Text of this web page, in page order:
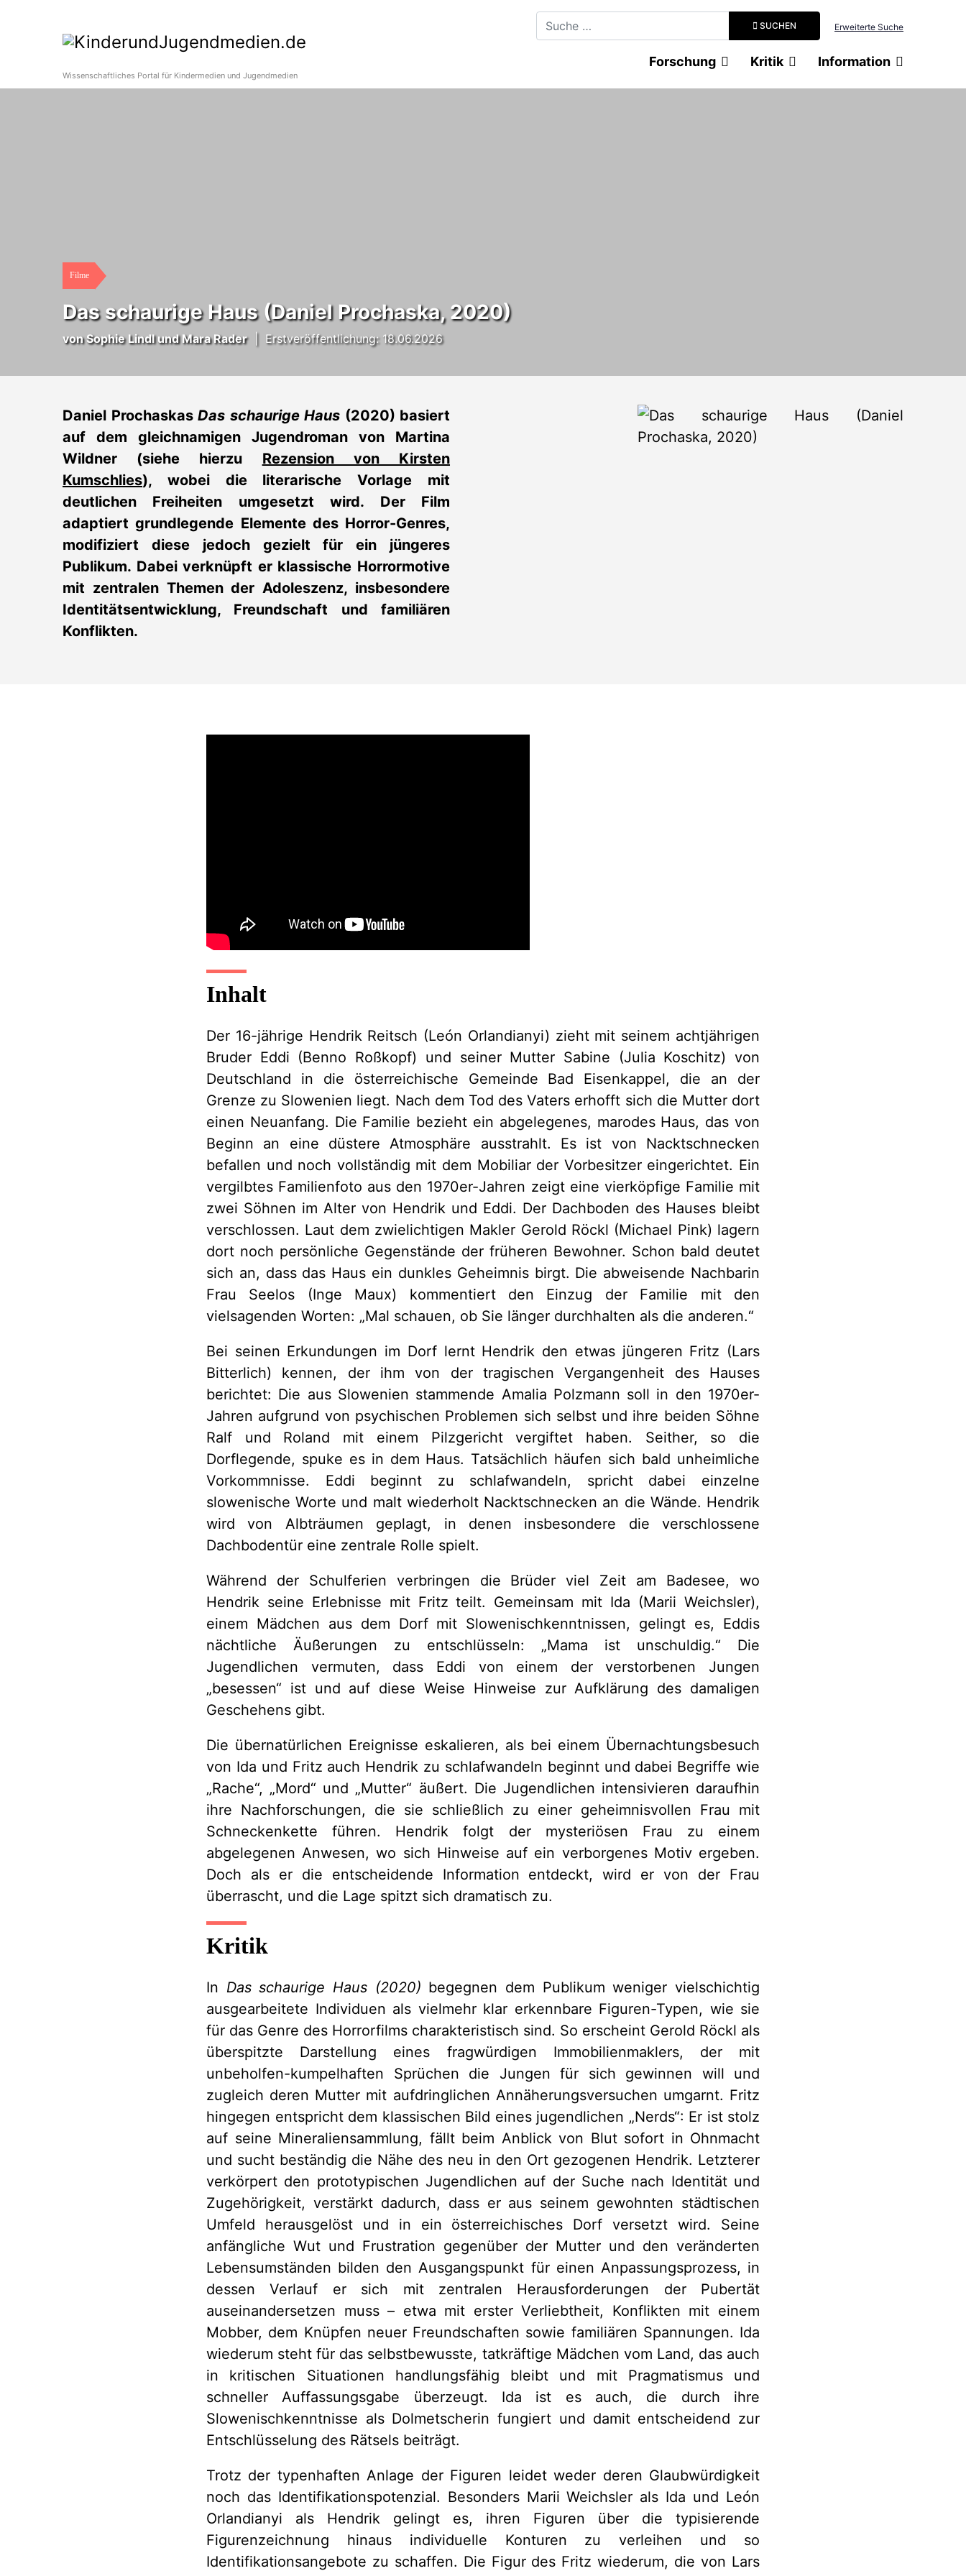
SUCHEN Erweiterte Suche
Wissenschaftliches Portal für Kindermedien und Jugendmedien
Forschung Kritik Information
Filme
Das schaurige Haus (Daniel Prochaska, 2020)
von Sophie Lindl und Mara Rader| Erstveröffentlichung: 18.06.2026
Daniel Prochaskas Das schaurige Haus (2020) basiert
auf dem gleichnamigen Jugendroman von Martina
Wildner (siehe hierzu Rezension von Kirsten
Kumschlies), wobei die literarische Vorlage mit
deutlichen Freiheiten umgesetzt wird. Der Film
adaptiert grundlegende Elemente des Horror-Genres,
modifiziert diese jedoch gezielt für ein jüngeres
Publikum. Dabei verknüpft er klassische Horrormotive
mit zentralen Themen der Adoleszenz, insbesondere
Identitätsentwicklung, Freundschaft und familiären
Konflikten.
Inhalt
Der 16-jährige Hendrik Reitsch (León Orlandianyi) zieht mit seinem achtjährigen
Bruder Eddi (Benno Roßkopf) und seiner Mutter Sabine (Julia Koschitz) von
Deutschland in die österreichische Gemeinde Bad Eisenkappel, die an der
Grenze zu Slowenien liegt. Nach dem Tod des Vaters erhofft sich die Mutter dort
einen Neuanfang. Die Familie bezieht ein abgelegenes, marodes Haus, das von
Beginn an eine düstere Atmosphäre ausstrahlt. Es ist von Nacktschnecken
befallen und noch vollständig mit dem Mobiliar der Vorbesitzer eingerichtet. Ein
vergilbtes Familienfoto aus den 1970er-Jahren zeigt eine vierköpfige Familie mit
zwei Söhnen im Alter von Hendrik und Eddi. Der Dachboden des Hauses bleibt
verschlossen. Laut dem zwielichtigen Makler Gerold Röckl (Michael Pink) lagern
dort noch persönliche Gegenstände der früheren Bewohner. Schon bald deutet
sich an, dass das Haus ein dunkles Geheimnis birgt. Die abweisende Nachbarin
Frau Seelos (Inge Maux) kommentiert den Einzug der Familie mit den
vielsagenden Worten: „Mal schauen, ob Sie länger durchhalten als die anderen.“
Bei seinen Erkundungen im Dorf lernt Hendrik den etwas jüngeren Fritz (Lars
Bitterlich) kennen, der ihm von der tragischen Vergangenheit des Hauses
berichtet: Die aus Slowenien stammende Amalia Polzmann soll in den 1970er-
Jahren aufgrund von psychischen Problemen sich selbst und ihre beiden Söhne
Ralf und Roland mit einem Pilzgericht vergiftet haben. Seither, so die
Dorflegende, spuke es in dem Haus. Tatsächlich häufen sich bald unheimliche
Vorkommnisse. Eddi beginnt zu schlafwandeln, spricht dabei einzelne
slowenische Worte und malt wiederholt Nacktschnecken an die Wände. Hendrik
wird von Albträumen geplagt, in denen insbesondere die verschlossene
Dachbodentür eine zentrale Rolle spielt.
Während der Schulferien verbringen die Brüder viel Zeit am Badesee, wo
Hendrik seine Erlebnisse mit Fritz teilt. Gemeinsam mit Ida (Marii Weichsler),
einem Mädchen aus dem Dorf mit Slowenischkenntnissen, gelingt es, Eddis
nächtliche Äußerungen zu entschlüsseln: „Mama ist unschuldig.“ Die
Jugendlichen vermuten, dass Eddi von einem der verstorbenen Jungen
„besessen“ ist und auf diese Weise Hinweise zur Aufklärung des damaligen
Geschehens gibt.
Die übernatürlichen Ereignisse eskalieren, als bei einem Übernachtungsbesuch
von Ida und Fritz auch Hendrik zu schlafwandeln beginnt und dabei Begriffe wie
„Rache“, „Mord“ und „Mutter“ äußert. Die Jugendlichen intensivieren daraufhin
ihre Nachforschungen, die sie schließlich zu einer geheimnisvollen Frau mit
Schneckenkette führen. Hendrik folgt der mysteriösen Frau zu einem
abgelegenen Anwesen, wo sich Hinweise auf ein verborgenes Motiv ergeben.
Doch als er die entscheidende Information entdeckt, wird er von der Frau
überrascht, und die Lage spitzt sich dramatisch zu.
Kritik
In Das schaurige Haus (2020) begegnen dem Publikum weniger vielschichtig
ausgearbeitete Individuen als vielmehr klar erkennbare Figuren-Typen, wie sie
für das Genre des Horrorfilms charakteristisch sind. So erscheint Gerold Röckl als
überspitzte Darstellung eines fragwürdigen Immobilienmaklers, der mit
unbeholfen-kumpelhaften Sprüchen die Jungen für sich gewinnen will und
zugleich deren Mutter mit aufdringlichen Annäherungsversuchen umgarnt. Fritz
hingegen entspricht dem klassischen Bild eines jugendlichen „Nerds“: Er ist stolz
auf seine Mineraliensammlung, fällt beim Anblick von Blut sofort in Ohnmacht
und sucht beständig die Nähe des neu in den Ort gezogenen Hendrik. Letzterer
verkörpert den prototypischen Jugendlichen auf der Suche nach Identität und
Zugehörigkeit, verstärkt dadurch, dass er aus seinem gewohnten städtischen
Umfeld herausgelöst und in ein österreichisches Dorf versetzt wird. Seine
anfängliche Wut und Frustration gegenüber der Mutter und den veränderten
Lebensumständen bilden den Ausgangspunkt für einen Anpassungsprozess, in
dessen Verlauf er sich mit zentralen Herausforderungen der Pubertät
auseinandersetzen muss – etwa mit erster Verliebtheit, Konflikten mit einem
Mobber, dem Knüpfen neuer Freundschaften sowie familiären Spannungen. Ida
wiederum steht für das selbstbewusste, tatkräftige Mädchen vom Land, das auch
in kritischen Situationen handlungsfähig bleibt und mit Pragmatismus und
schneller Auffassungsgabe überzeugt. Ida ist es auch, die durch ihre
Slowenischkenntnisse als Dolmetscherin fungiert und damit entscheidend zur
Entschlüsselung des Rätsels beiträgt.
Trotz der typenhaften Anlage der Figuren leidet weder deren Glaubwürdigkeit
noch das Identifikationspotenzial. Besonders Marii Weichsler als Ida und León
Orlandianyi als Hendrik gelingt es, ihren Figuren über die typisierende
Figurenzeichnung hinaus individuelle Konturen zu verleihen und so
Identifikationsangebote zu schaffen. Die Figur des Fritz wiederum, die von Lars